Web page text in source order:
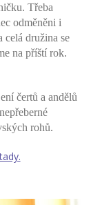
Třeba
odměněni i
celá družina se
na příští rok.
čertů a andělů
rohů.